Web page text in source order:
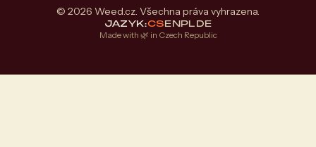
© 2026 Weed.cz. Všechna práva vyhrazena.
JAZYK:CSENPLDE
Made with 🌿 in Czech Republic